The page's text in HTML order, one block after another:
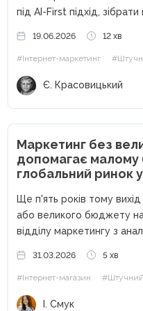
під AI-First підхід,
задач. За останні два роки штучний інтелект перестав
бути просто помічником.
19.06.2026 12 хв
#Інтернет-маркетинг
Є. Красовицький
Маркетинг без
допомагає малому
глобальний ринок
Ще п'ять років тому
або великого бюджету
відділу маркетингу з
глобальні ринки як на
надто ризиковано. У...
31.03.2026 5 хв
#Інтернет-магазин #Штучний
І. Смук